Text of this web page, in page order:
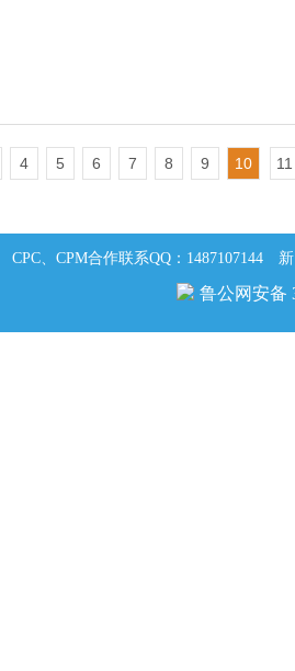
4 5 6 7 8 9 10 11
CPC、CPM合作联系QQ：1487107144
鲁公网安备